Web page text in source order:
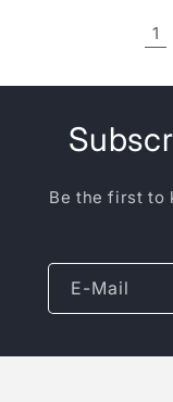
1
Be the first to
E-Mail